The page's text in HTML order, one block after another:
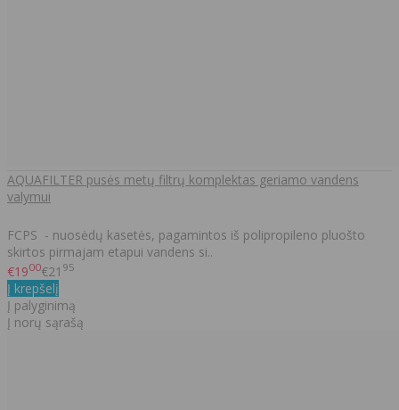
AQUAFILTER pusės metų filtrų komplektas geriamo vandens
valymui
FCPS - nuosėdų kasetės, pagamintos iš polipropileno pluošto
skirtos pirmajam etapui vandens si..
€1900€21 95
Į krepšelį
Į palyginimą
Į norų sąrašą